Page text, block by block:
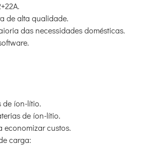
de alta qualidade.
das necessidades domésticas.
de íon-lítio.
de íon-lítio.
economizar custos.
carga: